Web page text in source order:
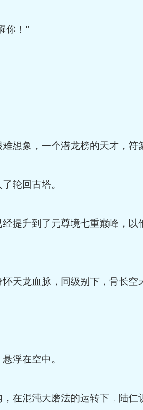
你！”
想象，一个潜龙榜的天才，符
轮回古塔。
提升到了元尊境七重巅峰，以
天龙血脉，同级别下，骨长空
浮在空中。
在混沌天磨法的运转下，陆仁